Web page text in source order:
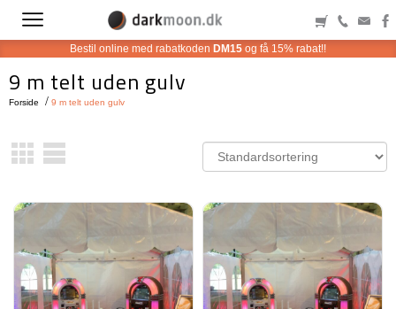
Bestil online med rabatkoden DM15 og få 15% rabat!!
9 m telt uden gulv
Forside 9 m telt uden gulv